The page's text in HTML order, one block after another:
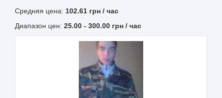
Средняя цена: 102.61 грн / час
Диапазон цен: 25.00 - 300.00 грн / час